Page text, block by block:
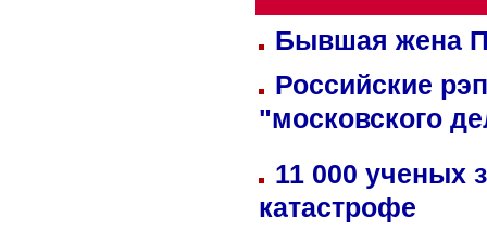
Бывшая жена
Российские
"московского
11 000 ученых
катастрофе